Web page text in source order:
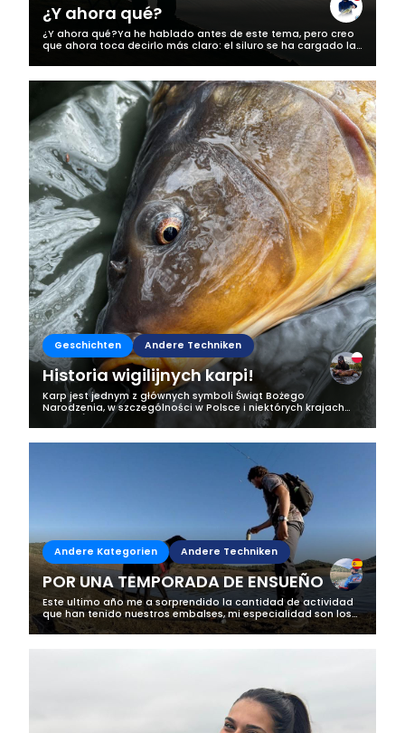
¿Y ahora qué?
¿Y ahora qué?Ya he hablado antes de este tema, pero creo
que ahora toca decirlo más claro: el siluro se ha cargado la
pesca en mi zona, y no estamos hablando de una
exageración. Esto ya no es una...
Geschichten Andere Techniken
Historia wigilijnych karpi!
Karp jest jednym z głównych symboli Świąt Bożego
Narodzenia, w szczególności w Polsce i niektórych krajach
Europy Środkowo - Wschodniej. Cyprinusy stały się popularne
na świętach prawdę mówiąc...
Andere Kategorien Andere Techniken
POR UNA TEMPORADA DE ENSUEÑO
Este ultimo año me a sorprendido la cantidad de actividad
que han tenido nuestros embalses, mi especialidad son los
depredadores, mas concretamente el Black bass, y me a
parecido increíble la...